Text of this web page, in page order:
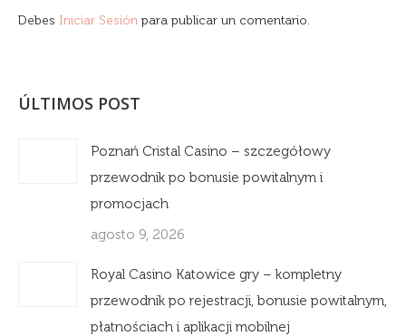
Debes Iniciar Sesión para publicar un comentario.
ÚLTIMOS POST
Poznań Cristal Casino – szczegółowy
przewodnik po bonusie powitalnym i
promocjach
agosto 9, 2026
Royal Casino Katowice gry – kompletny
przewodnik po rejestracji, bonusie powitalnym,
płatnościach i aplikacji mobilnej